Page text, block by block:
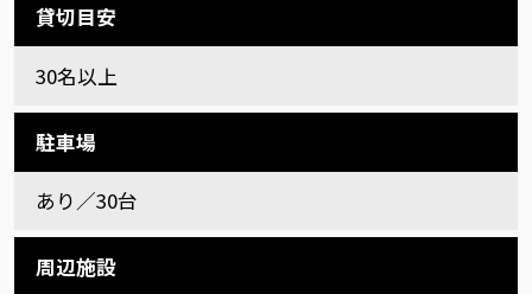
貸切目安
30名以上
駐車場
あり／30台
周辺施設